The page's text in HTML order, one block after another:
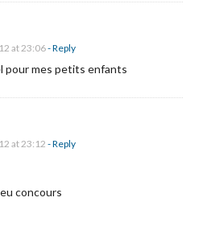
at 23:06- Reply
pour mes petits enfants
at 23:12 - Reply
concours